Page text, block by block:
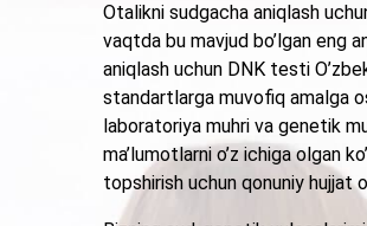
Otalikni sudgacha aniqlash
vaqtda bu mavjud bo’lgan eng
aniqlash uchun DNK testi
standartlarga muvofiq amalga
laboratoriya muhri va genetik
ma’lumotlarni o’z ichiga olgan
topshirish uchun qonuniy hujjat